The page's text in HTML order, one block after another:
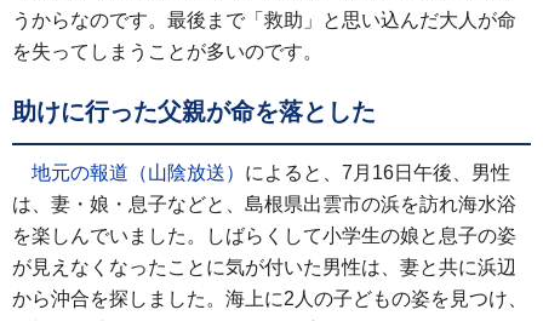
うからなのです。最後まで「救助」と思い込んだ大人が命
を失ってしまうことが多いのです。
助けに行った父親が命を落とした
地元の報道（山陰放送） によると、7月16日午後、男性
は、妻・娘・息子などと、島根県出雲市の浜を訪れ海水浴
を楽しんでいました。しばらくして小学生の娘と息子の姿
が見えなくなったことに気が付いた男性は、妻と共に浜辺
から沖合を探しました。海上に2人の子どもの姿を見つけ、